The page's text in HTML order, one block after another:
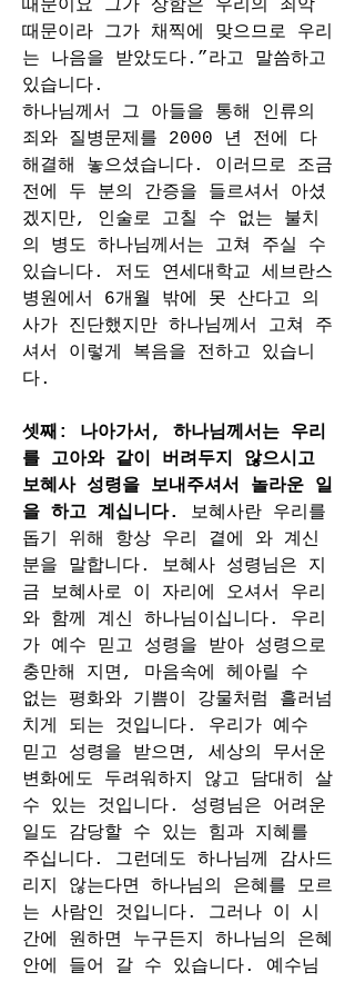
때문이요 그가 상함은 우리의 죄악
때문이라 그가 채찍에 맞으므로 우리
는 나음을 받았도다.”라고 말씀하고
있습니다.
하나님께서 그 아들을 통해 인류의
죄와 질병문제를 2000 년 전에 다
해결해 놓으셨습니다. 이러므로 조금
전에 두 분의 간증을 들르셔서 아셨
겠지만, 인술로 고칠 수 없는 불치
의 병도 하나님께서는 고쳐 주실 수
있습니다. 저도 연세대학교 세브란스
병원에서 6개월 밖에 못 산다고 의
사가 진단했지만 하나님께서 고쳐 주
셔서 이렇게 복음을 전하고 있습니
다.
셋째: 나아가서, 하나님께서는 우리
를 고아와 같이 버려두지 않으시고
보혜사 성령을 보내주셔서 놀라운 일
을 하고 계십니다. 보혜사란 우리를
돕기 위해 항상 우리 곁에 와 계신
분을 말합니다. 보혜사 성령님은 지
금 보혜사로 이 자리에 오셔서 우리
와 함께 계신 하나님이십니다. 우리
가 예수 믿고 성령을 받아 성령으로
충만해 지면, 마음속에 헤아릴 수
없는 평화와 기쁨이 강물처럼 흘러넘
치게 되는 것입니다. 우리가 예수
믿고 성령을 받으면, 세상의 무서운
변화에도 두려워하지 않고 담대히 살
수 있는 것입니다. 성령님은 어려운
일도 감당할 수 있는 힘과 지혜를
주십니다. 그런데도 하나님께 감사드
리지 않는다면 하나님의 은혜를 모르
는 사람인 것입니다. 그러나 이 시
간에 원하면 누구든지 하나님의 은혜
안에 들어 갈 수 있습니다. 예수님